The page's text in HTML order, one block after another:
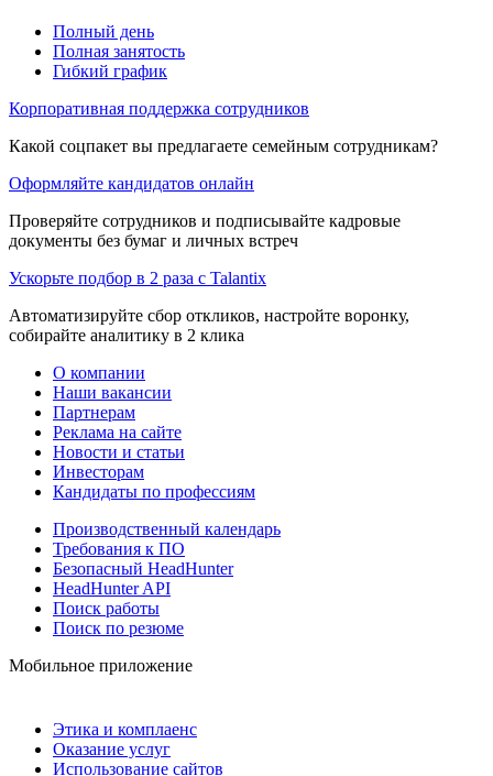
Полный день
Полная занятость
Гибкий график
Корпоративная поддержка сотрудников
Какой соцпакет вы предлагаете семейным сотрудникам?
Оформляйте кандидатов онлайн
Проверяйте сотрудников и подписывайте кадровые
документы без бумаг и личных встреч
Ускорьте подбор в 2 раза с Talantix
Автоматизируйте сбор откликов, настройте воронку,
собирайте аналитику в 2 клика
О компании
Наши вакансии
Партнерам
Реклама на сайте
Новости и статьи
Инвесторам
Кандидаты по профессиям
Производственный календарь
Требования к ПО
Безопасный HeadHunter
HeadHunter API
Поиск работы
Поиск по резюме
Мобильное приложение
Этика и комплаенс
Оказание услуг
Использование сайтов